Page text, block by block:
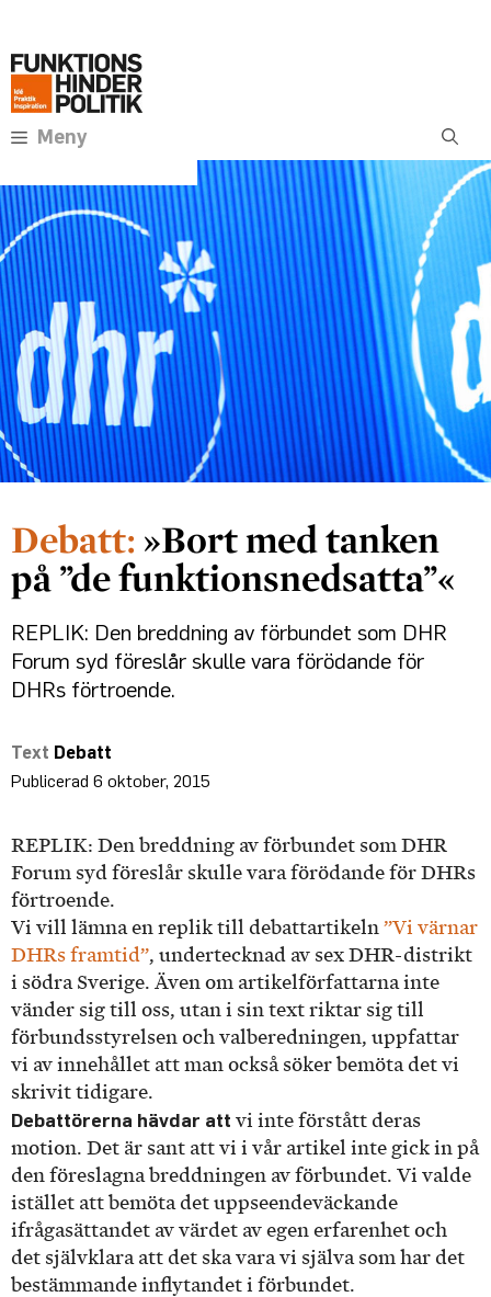
innehåll
Meny
»Bort med tanken
på ”de funktionsnedsatta”«
REPLIK: Den breddning av förbundet som DHR
Forum syd föreslår skulle vara förödande för
DHRs förtroende.
Debatt
6 oktober, 2015
REPLIK: Den breddning av förbundet som DHR
Forum syd föreslår skulle vara förödande för DHRs
förtroende.
Vi vill lämna en replik till debattartikeln ”Vi värnar
DHRs framtid”, undertecknad av sex DHR-distrikt
i södra Sverige. Även om artikelförfattarna inte
vänder sig till oss, utan i sin text riktar sig till
förbundsstyrelsen och valberedningen, uppfattar
vi av innehållet att man också söker bemöta det vi
skrivit tidigare.
Debattörerna hävdar att vi inte förstått deras
motion. Det är sant att vi i vår artikel inte gick in på
den föreslagna breddningen av förbundet. Vi valde
istället att bemöta det uppseendeväckande
ifrågasättandet av värdet av egen erfarenhet och
det självklara att det ska vara vi själva som har det
bestämmande inflytandet i förbundet.